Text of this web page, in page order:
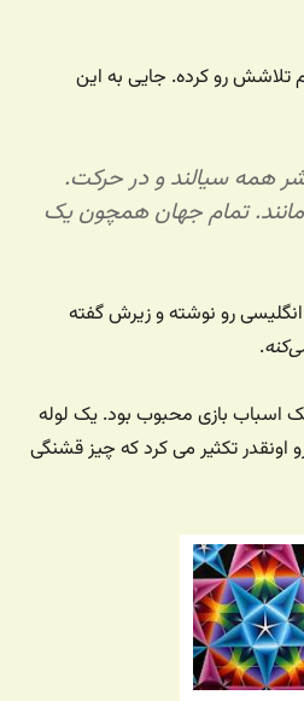
تلاشش رو کرده. جایی به این
شر همه سیالند و در حرکت.
تمام جهان همچون یک
رو نوشته و زیرش گفته
.
اسباب بازی محبوب بود. یک لوله
تکثیر می کرد که چیز قشنگی